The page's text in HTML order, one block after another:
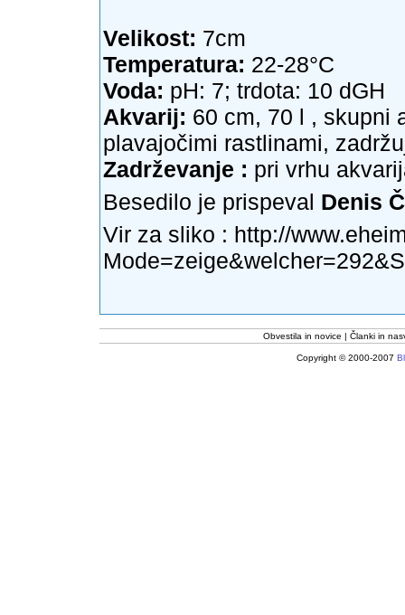
Velikost: 7cm
Temperatura: 22-28°C
Voda: pH: 7; trdota: 10 dGH
Akvarij: 60 cm, 70 l , skupni
plavajočimi rastlinami,
Zadrževanje : pri vrhu
Besedilo je prispeval Denis
Vir za sliko : http://
Obvestila in novice Članki in
Copyright © 2000-2007